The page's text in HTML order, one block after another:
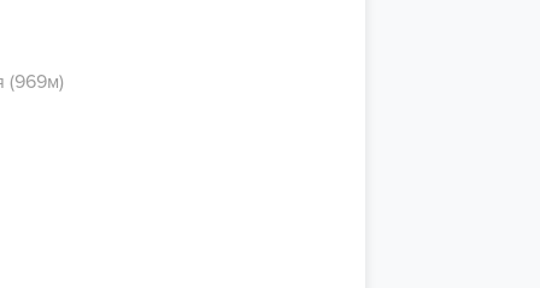
(969м)